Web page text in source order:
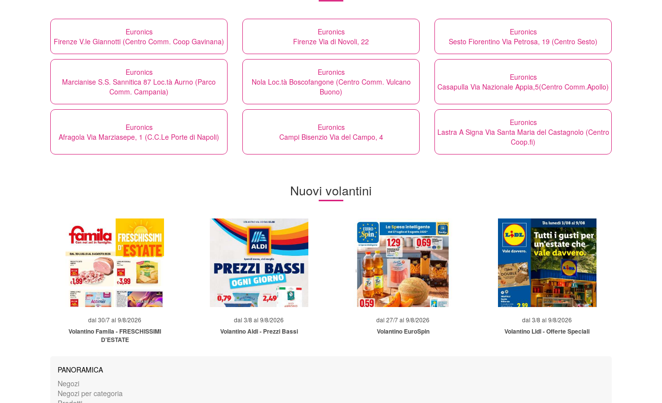
Euronics
Firenze V.le Giannotti (Centro Comm. Coop Gavinana)
Euronics
Firenze Via di Novoli, 22
Euronics
Sesto Fiorentino Via Petrosa, 19 (Centro Sesto)
Euronics
Marcianise S.S. Sannitica 87 Loc.tà Aurno (Parco
Comm. Campania)
Euronics
Nola Loc.tà Boscofangone (Centro Comm. Vulcano
Buono)
Euronics
Casapulla Via Nazionale Appia,5(Centro Comm.Apollo)
Euronics
Afragola Via Marziasepe, 1 (C.C.Le Porte di Napoli)
Euronics
Campi Bisenzio Via del Campo, 4
Euronics
Lastra A Signa Via Santa Maria del Castagnolo (Centro
Coop.fi)
Nuovi volantini
dal 30/7 al 9/8/2026
Volantino Famila - FRESCHISSIMI
D'ESTATE
dal 3/8 al 9/8/2026
Volantino Aldi - Prezzi Bassi
dal 27/7 al 9/8/2026
Volantino EuroSpin
dal 3/8 al 9/8/2026
Volantino Lidl - Offerte Speciali
PANORAMICA
Negozi
Negozi per categoria